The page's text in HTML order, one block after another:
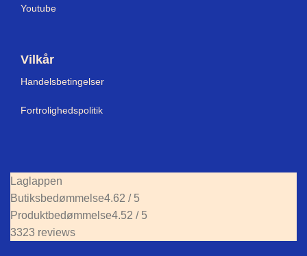
Youtube
Vilkår
Handelsbetingelser
Fortrolighedspolitik
Laglappen
Butiksbedømmelse4.62 / 5
Produktbedømmelse4.52 / 5
3323 reviews